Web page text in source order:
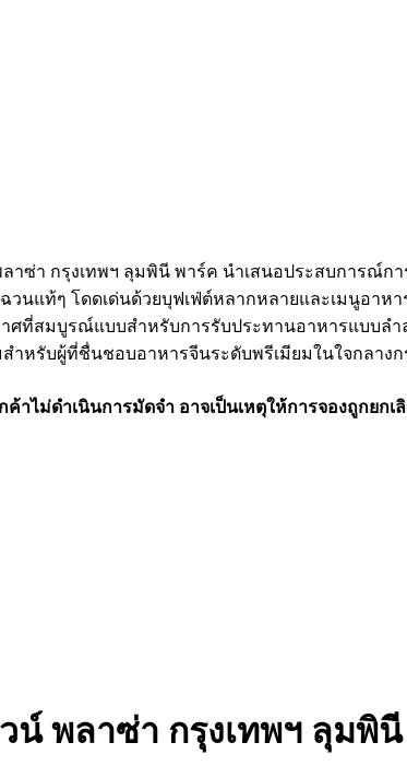
าซ่า กรุงเทพฯ ลุมพินี พาร์ค นำเสนอประสบการณ์
นแท้ๆ โดดเด่นด้วยบุฟเฟ่ต์หลากหลายและเมนูอาห
ศที่สมบูรณ์แบบสำหรับการรับประทานอาหารแบบ
ำหรับผู้ที่ชื่นชอบอาหารจีนระดับพรีเมียมในใจกลางก
าไม่ดำเนินการมัดจำ อาจเป็นเหตุให้การจองถูกยกเ
น์ พลาซ่า กรุงเทพฯ ลุมพิ